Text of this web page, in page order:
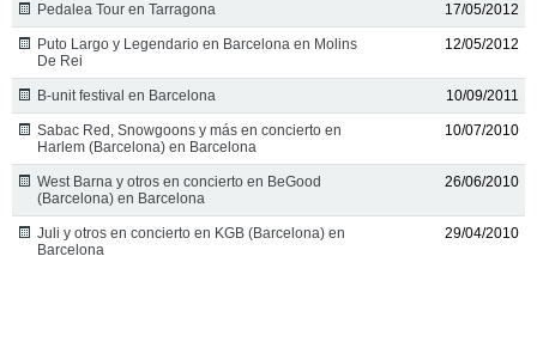
Pedalea Tour en Tarragona 17/05/2012
Puto Largo y Legendario en Barcelona en Molins
De Rei
12/05/2012
B-unit festival en Barcelona 10/09/2011
Sabac Red, Snowgoons y más en concierto en
Harlem (Barcelona) en Barcelona
10/07/2010
West Barna y otros en concierto en BeGood
(Barcelona) en Barcelona
26/06/2010
Juli y otros en concierto en KGB (Barcelona) en
Barcelona
29/04/2010